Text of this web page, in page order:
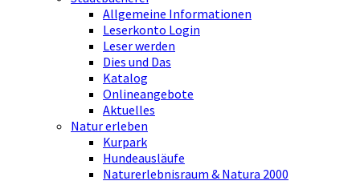
Allgemeine Informationen
Leserkonto Login
Leser werden
Dies und Das
Katalog
Onlineangebote
Aktuelles
Natur erleben
Kurpark
Hundeausläufe
Naturerlebnisraum & Natura 2000